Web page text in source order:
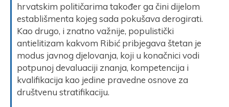
hrvatskim političarima također ga čini dijelom
establišmenta kojeg sada pokušava derogirati.
Kao drugo, i znatno važnije, populistički
antielitizam kakvom Ribić pribjegava štetan je
modus javnog djelovanja, koji u konačnici vodi
potpunoj devaluaciji znanja, kompetencija i
kvalifikacija kao jedine pravedne osnove za
društvenu stratifikaciju.